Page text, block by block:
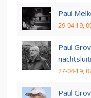
Paul
29-04-19,
Paul
27-04-19,
Paul